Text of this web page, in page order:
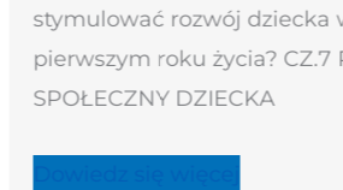
stymulować rozwój dziecka w
pierwszym roku życia? CZ.7
SPOŁECZNY DZIECKA